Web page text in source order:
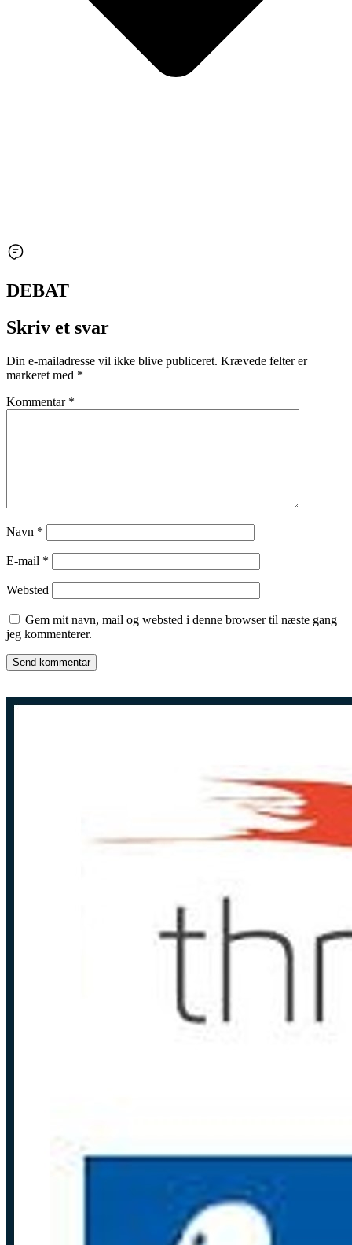
DEBAT
Skriv et svar
Din e-mailadresse vil ikke blive publiceret. Krævede felter er
markeret med *
Kommentar *
Navn *
E-mail *
Websted
Gem mit navn, mail og websted i denne browser til næste gang
jeg kommenterer.